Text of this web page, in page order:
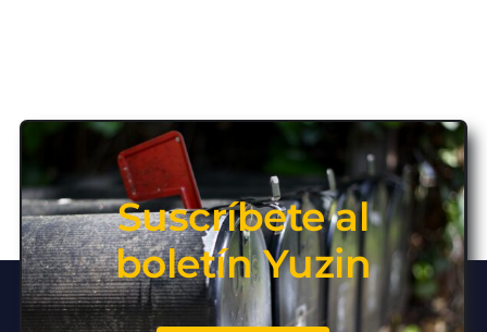
Suscríbete al
boletín Yuzin